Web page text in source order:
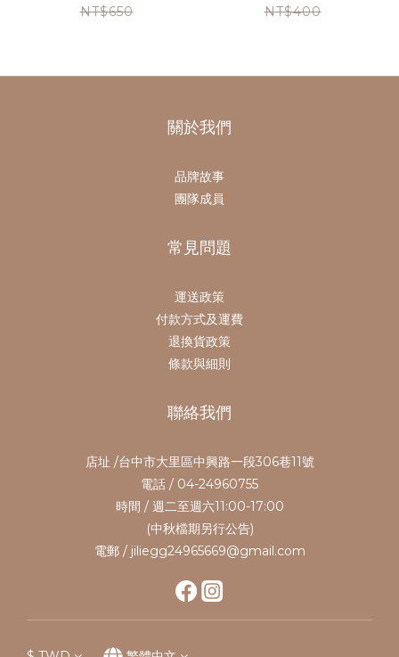
NT$650
NT$400
關於我們
品牌故事
團隊成員
常見問題
運送政策
付款方式及運費
退換貨政策
條款與細則
聯絡我們
店址 /台中市大里區中興路一段306巷11號
電話 / 04-24960755
時間 / 週二至週六11:00-17:00
(中秋檔期另行公告)
電郵 / jiliegg24965669@gmail.com